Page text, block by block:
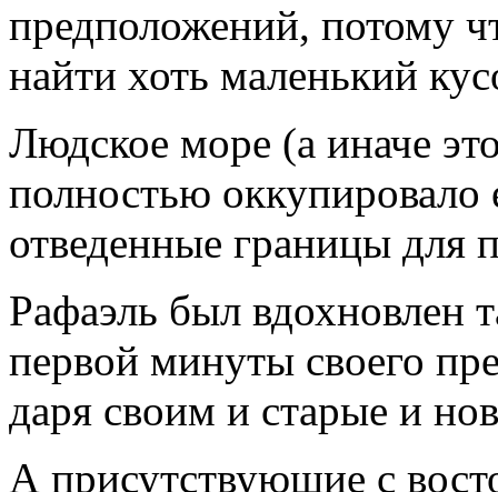
предположений, потому
найти хоть маленький
Людское море (а иначе
полностью оккупировало
отведенные границы для
Рафаэль был вдохновлен
первой минуты своего
даря своим и старые и
А присутствующие с